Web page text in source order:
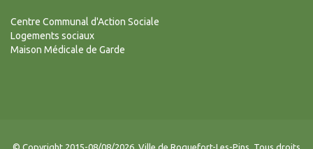
Centre Communal d'Action Sociale
Logements sociaux
Maison Médicale de Garde
© Copyright 2015-08/08/2026. Ville de Roquefort-Les-Pins. Tous droits